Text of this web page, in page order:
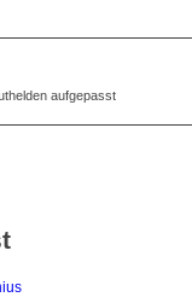
aufgepasst